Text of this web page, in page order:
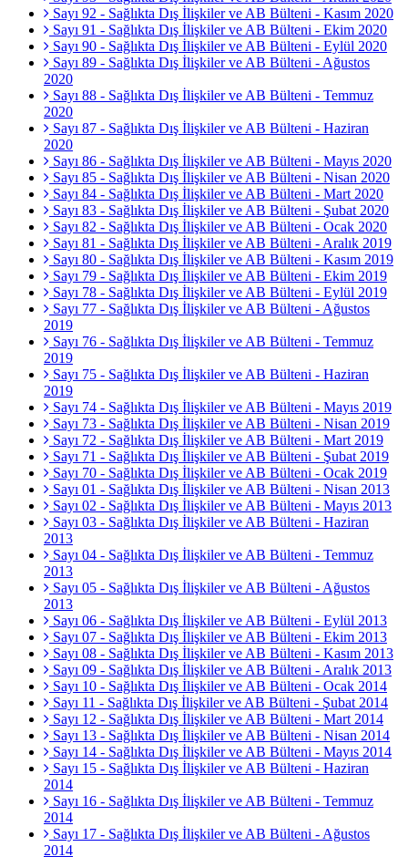
Sayı 92 - Sağlıkta Dış İlişkiler ve AB Bülteni - Kasım 2020
Sayı 91 - Sağlıkta Dış İlişkiler ve AB Bülteni - Ekim 2020
Sayı 90 - Sağlıkta Dış İlişkiler ve AB Bülteni - Eylül 2020
Sayı 89 - Sağlıkta Dış İlişkiler ve AB Bülteni - Ağustos
2020
Sayı 88 - Sağlıkta Dış İlişkiler ve AB Bülteni - Temmuz
2020
Sayı 87 - Sağlıkta Dış İlişkiler ve AB Bülteni - Haziran
2020
Sayı 86 - Sağlıkta Dış İlişkiler ve AB Bülteni - Mayıs 2020
Sayı 85 - Sağlıkta Dış İlişkiler ve AB Bülteni - Nisan 2020
Sayı 84 - Sağlıkta Dış İlişkiler ve AB Bülteni - Mart 2020
Sayı 83 - Sağlıkta Dış İlişkiler ve AB Bülteni - Şubat 2020
Sayı 82 - Sağlıkta Dış İlişkiler ve AB Bülteni - Ocak 2020
Sayı 81 - Sağlıkta Dış İlişkiler ve AB Bülteni - Aralık 2019
Sayı 80 - Sağlıkta Dış İlişkiler ve AB Bülteni - Kasım 2019
Sayı 79 - Sağlıkta Dış İlişkiler ve AB Bülteni - Ekim 2019
Sayı 78 - Sağlıkta Dış İlişkiler ve AB Bülteni - Eylül 2019
Sayı 77 - Sağlıkta Dış İlişkiler ve AB Bülteni - Ağustos
2019
Sayı 76 - Sağlıkta Dış İlişkiler ve AB Bülteni - Temmuz
2019
Sayı 75 - Sağlıkta Dış İlişkiler ve AB Bülteni - Haziran
2019
Sayı 74 - Sağlıkta Dış İlişkiler ve AB Bülteni - Mayıs 2019
Sayı 73 - Sağlıkta Dış İlişkiler ve AB Bülteni - Nisan 2019
Sayı 72 - Sağlıkta Dış İlişkiler ve AB Bülteni - Mart 2019
Sayı 71 - Sağlıkta Dış İlişkiler ve AB Bülteni - Şubat 2019
Sayı 70 - Sağlıkta Dış İlişkiler ve AB Bülteni - Ocak 2019
Sayı 01 - Sağlıkta Dış İlişkiler ve AB Bülteni - Nisan 2013
Sayı 02 - Sağlıkta Dış İlişkiler ve AB Bülteni - Mayıs 2013
Sayı 03 - Sağlıkta Dış İlişkiler ve AB Bülteni - Haziran
2013
Sayı 04 - Sağlıkta Dış İlişkiler ve AB Bülteni - Temmuz
2013
Sayı 05 - Sağlıkta Dış İlişkiler ve AB Bülteni - Ağustos
2013
Sayı 06 - Sağlıkta Dış İlişkiler ve AB Bülteni - Eylül 2013
Sayı 07 - Sağlıkta Dış İlişkiler ve AB Bülteni - Ekim 2013
Sayı 08 - Sağlıkta Dış İlişkiler ve AB Bülteni - Kasım 2013
Sayı 09 - Sağlıkta Dış İlişkiler ve AB Bülteni - Aralık 2013
Sayı 10 - Sağlıkta Dış İlişkiler ve AB Bülteni - Ocak 2014
Sayı 11 - Sağlıkta Dış İlişkiler ve AB Bülteni - Şubat 2014
Sayı 12 - Sağlıkta Dış İlişkiler ve AB Bülteni - Mart 2014
Sayı 13 - Sağlıkta Dış İlişkiler ve AB Bülteni - Nisan 2014
Sayı 14 - Sağlıkta Dış İlişkiler ve AB Bülteni - Mayıs 2014
Sayı 15 - Sağlıkta Dış İlişkiler ve AB Bülteni - Haziran
2014
Sayı 16 - Sağlıkta Dış İlişkiler ve AB Bülteni - Temmuz
2014
Sayı 17 - Sağlıkta Dış İlişkiler ve AB Bülteni - Ağustos
2014